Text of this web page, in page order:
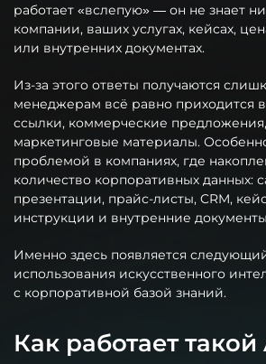
работает «вслепую» — он не знает
компании, ваших услугах, кейсах,
или внутренних документах.
Из-за этого ответы получаются
менеджерам всё равно приходится
ссылки, коммерческие
маркетинговые материалы.
проблемой в компаниях, где
количество корпоративных данных:
презентации, прайс-листы, CRM,
инструкции и внутренние
Именно здесь появляется
использования искусственного
с корпоративной базой знаний.
Как работает такой